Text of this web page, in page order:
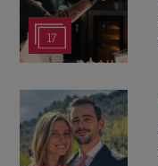
17